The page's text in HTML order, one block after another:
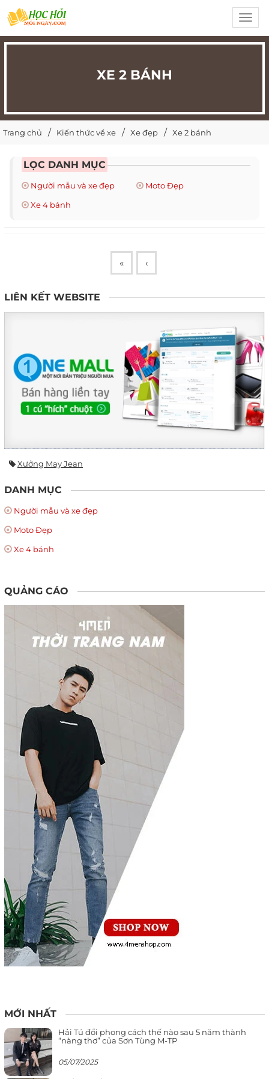
XE 2 BÁNH
Trang chủ Kiến thức về xe Xe đẹp Xe 2 bánh
LỌC DANH MỤC
Người mẫu và xe đẹp
Moto Đẹp
Xe 4 bánh
« ‹
LIÊN KẾT WEBSITE
Xưởng May Jean
DANH MỤC
Người mẫu và xe đẹp
Moto Đẹp
Xe 4 bánh
QUẢNG CÁO
MỚI NHẤT
Hải Tú đổi phong cách thế nào sau 5 năm thành
“nàng thơ” của Sơn Tùng M-TP
05/07/2025